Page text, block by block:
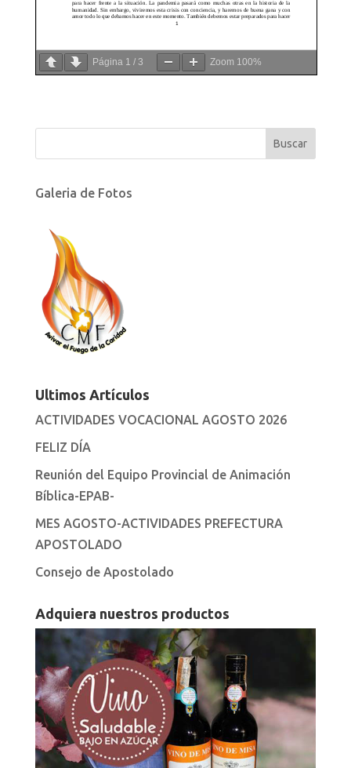
Página 1 / 3 Zoom 100%
Galeria de Fotos
Ultimos Artículos
ACTIVIDADES VOCACIONAL AGOSTO 2026
FELIZ DÍA
Reunión del Equipo Provincial de Animación
Bíblica-EPAB-
MES AGOSTO-ACTIVIDADES PREFECTURA
APOSTOLADO
Consejo de Apostolado
Adquiera nuestros productos